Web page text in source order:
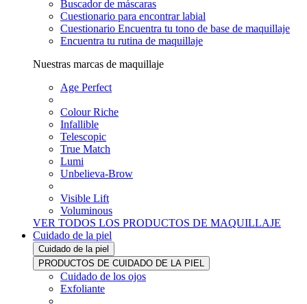
Buscador de máscaras
Cuestionario para encontrar labial
Cuestionario Encuentra tu tono de base de maquillaje
Encuentra tu rutina de maquillaje
Nuestras marcas de maquillaje
Age Perfect
Colour Riche
Infallible
Telescopic
True Match
Lumi
Unbelieva-Brow
Visible Lift
Voluminous
VER TODOS LOS PRODUCTOS DE MAQUILLAJE
Cuidado de la piel
Cuidado de la piel
PRODUCTOS DE CUIDADO DE LA PIEL
Cuidado de los ojos
Exfoliante